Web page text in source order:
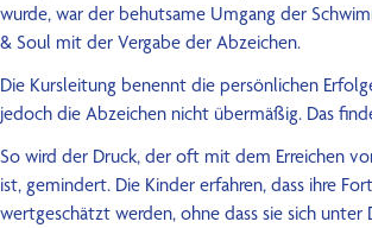
wurde, war der behutsame Umgang der
& Soul mit der Vergabe der Abzeichen.
Die Kursleitung benennt die persönlichen
jedoch die Abzeichen nicht übermäßig. Das
So wird der Druck, der oft mit dem Erreichen
ist, gemindert. Die Kinder erfahren, dass ihre
wertgeschätzt werden, ohne dass sie sich unter